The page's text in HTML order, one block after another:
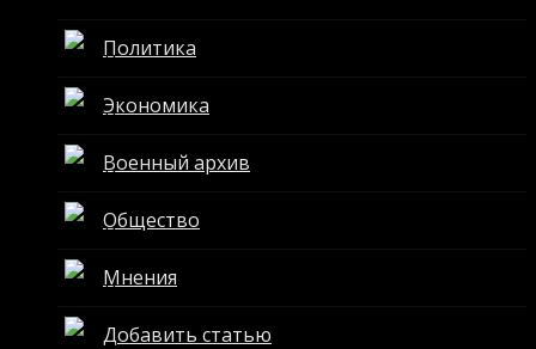
Политика
Экономика
Военный архив
Общество
Мнения
Добавить статью